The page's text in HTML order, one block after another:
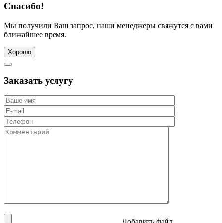
Спасибо!
Мы получили Ваш запрос, наши менеджеры свяжутся с вами
ближайшее время.
Хорошо
Заказать услугу